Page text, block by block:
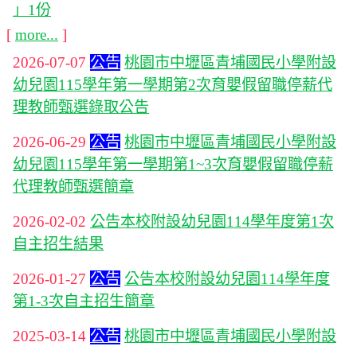
」1份
[ more... ]
2026-07-07 公告 桃園市中壢區青埔國民小學附設
幼兒園115學年第一學期第2次育嬰假留職停薪代
理教師甄選錄取公告
2026-06-29 公告 桃園市中壢區青埔國民小學附設
幼兒園115學年第一學期第1~3次育嬰假留職停薪
代理教師甄選簡章
2026-02-02 公告本校附設幼兒園114學年度第1次
自主招生結果
2026-01-27 公告 公告本校附設幼兒園114學年度
第1-3次自主招生簡章
2025-03-14 公告 桃園市中壢區青埔國民小學附設